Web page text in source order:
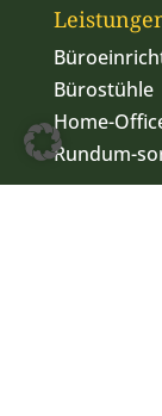
Bürostühle
Home-
Rundum-